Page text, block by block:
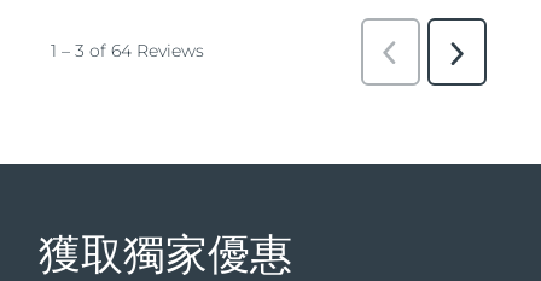
獲取獨家優惠